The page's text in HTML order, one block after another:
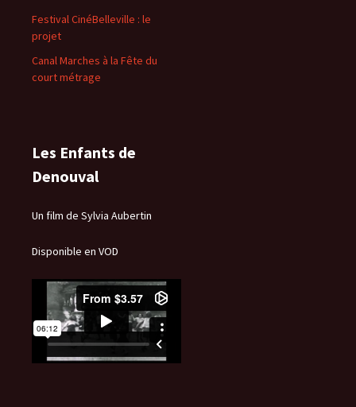
Festival CinéBelleville : le
projet
Canal Marches à la Fête du
court métrage
Les Enfants de
Denouval
Un film de Sylvia Aubertin
Disponible en VOD